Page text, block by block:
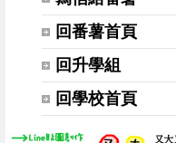
回番薯首頁
回升學組
回學校首頁